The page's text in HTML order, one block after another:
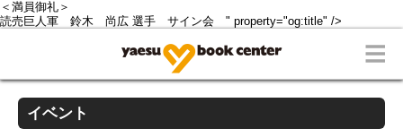
＜満員御礼＞
読売巨人軍 鈴木 尚広 選手 サイン会 " property="og:title" />
イベント